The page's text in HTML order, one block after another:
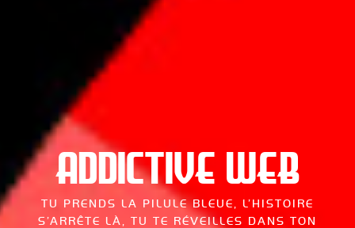
ADDICTIVE WEB
TU PRENDS LA PILULE BLEUE, L’HISTOIRE
S’ARRÊTE LÀ,
TU TE RÉVEILLES DANS TON